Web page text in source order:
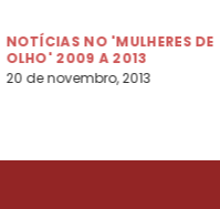
NOTÍCIAS NO 'MULHERES DE
OLHO' 2009 A 2013
20 de novembro, 2013